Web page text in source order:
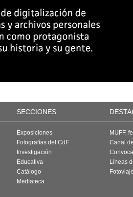
SECCIONES
Exposiciones
Fotografías del CdF
Investigación
Educativa
Catálogo
Mediateca
MUFF,
Canal
Líneas